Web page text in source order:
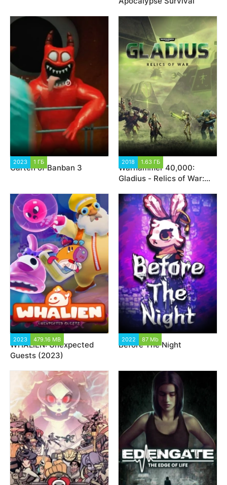
2023 1 ГБ
Garten of Banban 3
2018 1.63 ГБ
Warhammer 40,000:
Gladius - Relics of War:
2023 479.16 MB
WHALIEN: Unexpected
Guests (2023)
2022 87 Mb
Before The Night